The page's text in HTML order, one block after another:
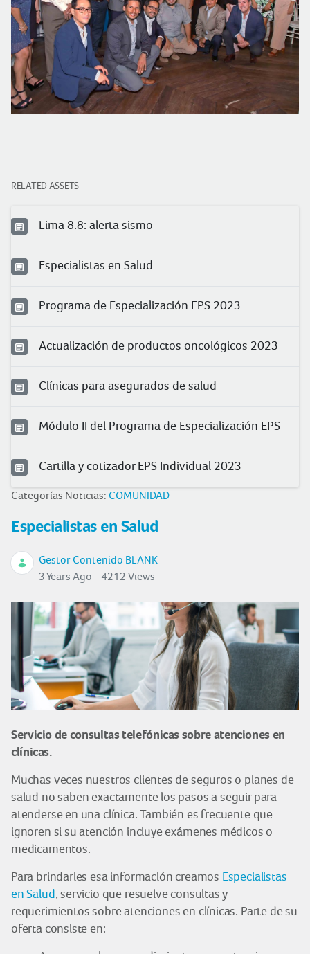
RELATED ASSETS
Lima 8.8: alerta sismo
Especialistas en Salud
Programa de Especialización EPS 2023
Actualización de productos oncológicos 2023
Clínicas para asegurados de salud
Módulo II del Programa de Especialización EPS
Cartilla y cotizador EPS Individual 2023
Categorías Noticias: COMUNIDAD
Especialistas en Salud
Gestor Contenido BLANK
3 Years Ago - 4212 Views
Servicio de consultas telefónicas sobre atenciones en
clínicas.
Muchas veces nuestros clientes de seguros o planes de
salud no saben exactamente los pasos a seguir para
atenderse en una clínica. También es frecuente que
ignoren si su atención incluye exámenes médicos o
medicamentos.
Para brindarles esa información creamos Especialistas
en Salud, servicio que resuelve consultas y
requerimientos sobre atenciones en clínicas. Parte de su
oferta consiste en: